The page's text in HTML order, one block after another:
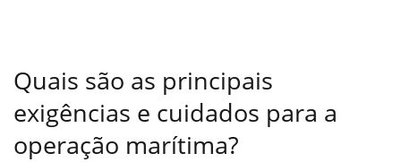
Quais são as principais
exigências e cuidados para a
operação marítima?